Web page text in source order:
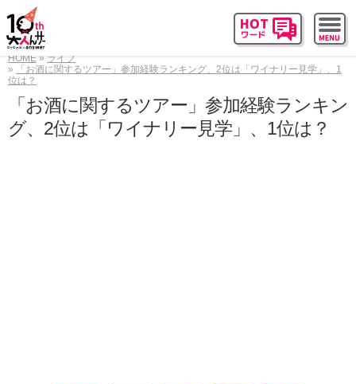
HOME
ライフ
「お酒に関するツアー」参加経験ランキング、2位は「ワイナリー見学」、1
位は？
「お酒に関するツアー」参加経験ランキン
グ、2位は「ワイナリー見学」、1位は？